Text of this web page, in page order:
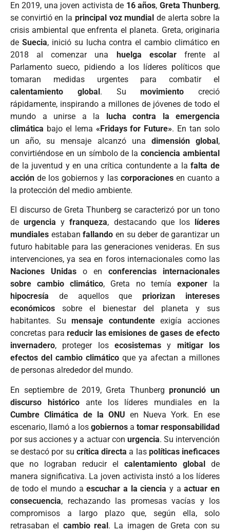
En 2019, una joven activista de 16 años, Greta Thunberg,
se convirtió en la principal voz mundial de alerta sobre la
crisis ambiental que enfrenta el planeta. Greta, originaria
de Suecia, inició su lucha contra el cambio climático en
2018 al comenzar una huelga escolarfrente al
Parlamento sueco, pidiendo a los líderes políticos que
tomaran medidas urgentes para combatir el
calentamiento global. Sumovimiento creció
rápidamente, inspirando a millones de jóvenes de todo el
mundo a unirse a la lucha contra la emergencia
climática bajo el lema «Fridays for Future». En tan solo
un año, su mensaje alcanzó una dimensión global,
convirtiéndose en un símbolo de laconciencia ambiental
de la juventud y en una crítica contundente a lafalta de
acción de los gobiernos y las corporacionesen cuanto a
la protección del medio ambiente.
El discurso de Greta Thunberg se caracterizó por un tono
deurgencia yfranqueza, destacando que los
líderes
mundiales estabanfallando en su deber de garantizar un
futuro habitable para las generaciones venideras. En sus
intervenciones, ya sea en foros internacionales como las
Naciones Unidas o en conferencias internacionales
sobre cambio climático, Greta no temía exponerla
hipocresía de aquellos quepriorizan intereses
económicos sobre el bienestar del planeta y sus
habitantes. Sumensaje contundenteexigía acciones
concretas para reducir las emisiones de gases de efecto
invernadero, proteger los ecosistemas y mitigar los
efectos del cambio climático que ya afectan a millones
de personas alrededor del mundo.
En septiembre de 2019, Greta Thunbergpronunció un
discurso históricoante los líderes mundiales en la
Cumbre Climática de la ONU en Nueva York. En ese
escenario, llamó a los gobiernos a tomar responsabilidad
por sus acciones y a actuar con urgencia. Su intervención
se destacó por su crítica directa a las políticas ineficaces
que no lograban reducir el calentamiento global de
manera significativa. La joven activista instó a los líderes
de todo el mundo aescuchar a la ciencia y aactuar en
consecuencia, rechazando las promesas vacías y los
compromisos a largo plazo que, según ella, solo
retrasaban el cambio real. La imagen de Greta con su